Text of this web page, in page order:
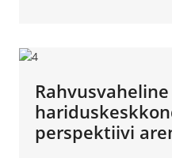
Rahvusvaheline
perspektiivi